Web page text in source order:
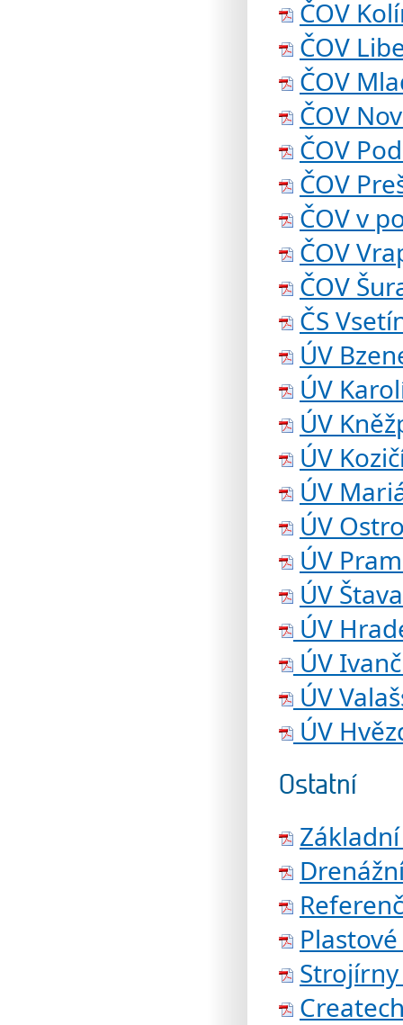
ČOV
ČOV
ČOV
ČOV
ČOV
ČOV
ČOV v
ČOV
ČOV
ČS
ÚV
ÚV
ÚV
ÚV
ÚV
ÚV
ÚV
ÚV
ÚV
ÚV
ÚV
ÚV
Ostatní